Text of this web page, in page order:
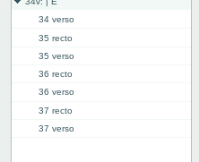
34 verso
35 recto
35 verso
36 recto
36 verso
37 recto
37 verso